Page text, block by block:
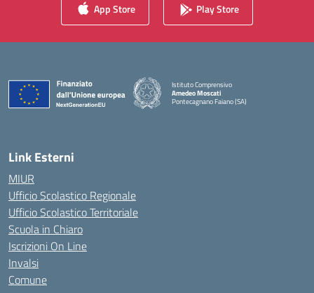
App Store Play Store
Istituto Comprensivo
Amedeo Moscati
Pontecagnano Faiano (SA)
— Visita la pagina iniziale della scuola
Link Esterni
MIUR
Ufficio Scolastico Regionale
Ufficio Scolastico Territoriale
Scuola in Chiaro
Iscrizioni On Line
Invalsi
Comune